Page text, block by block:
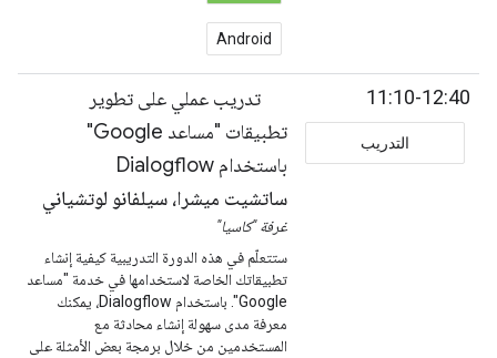
Android
11:10-12:40
التدريب
تدريب عملي على تطوير
تطبيقات "مساعد Google"
باستخدام Dialogflow
ساتشيت ميشرا، سيلفانو لوتشياني
غرفة "كاسيا"
ستتعلّم في هذه الدورة التدريبية كيفية إنشاء
تطبيقاتك الخاصة لاستخدامها في خدمة "مساعد
Google". باستخدام Dialogflow، يمكنك
معرفة مدى سهولة إنشاء محادثة مع
المستخدمين من خلال برمجة بعض الأمثلة على